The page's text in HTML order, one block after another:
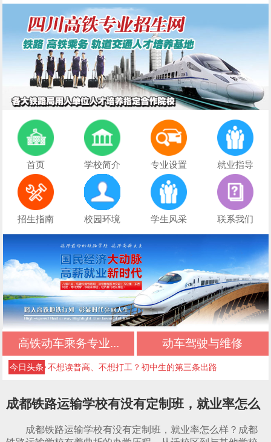
首页 学校简介 专业设置 就业指导
招生指南 校园环境 学生风采 联系我们
高铁动车乘务专业... 动车驾驶与维修
今日头条
初中生择校必看：正规文凭+优质管理+升学保障
初中三年落幕，新的升学旅程从此开启
不想读普高、不想打工？初中生的第三条出路
初中毕业最佳选择：正规升学，不输普高生
成都好的公办技校四川五月花技师学院推荐｜应
成都铁路运输学校有没有定制班，就业率怎么
成都铁路运输学校有没有定制班，就业率怎么样？成都